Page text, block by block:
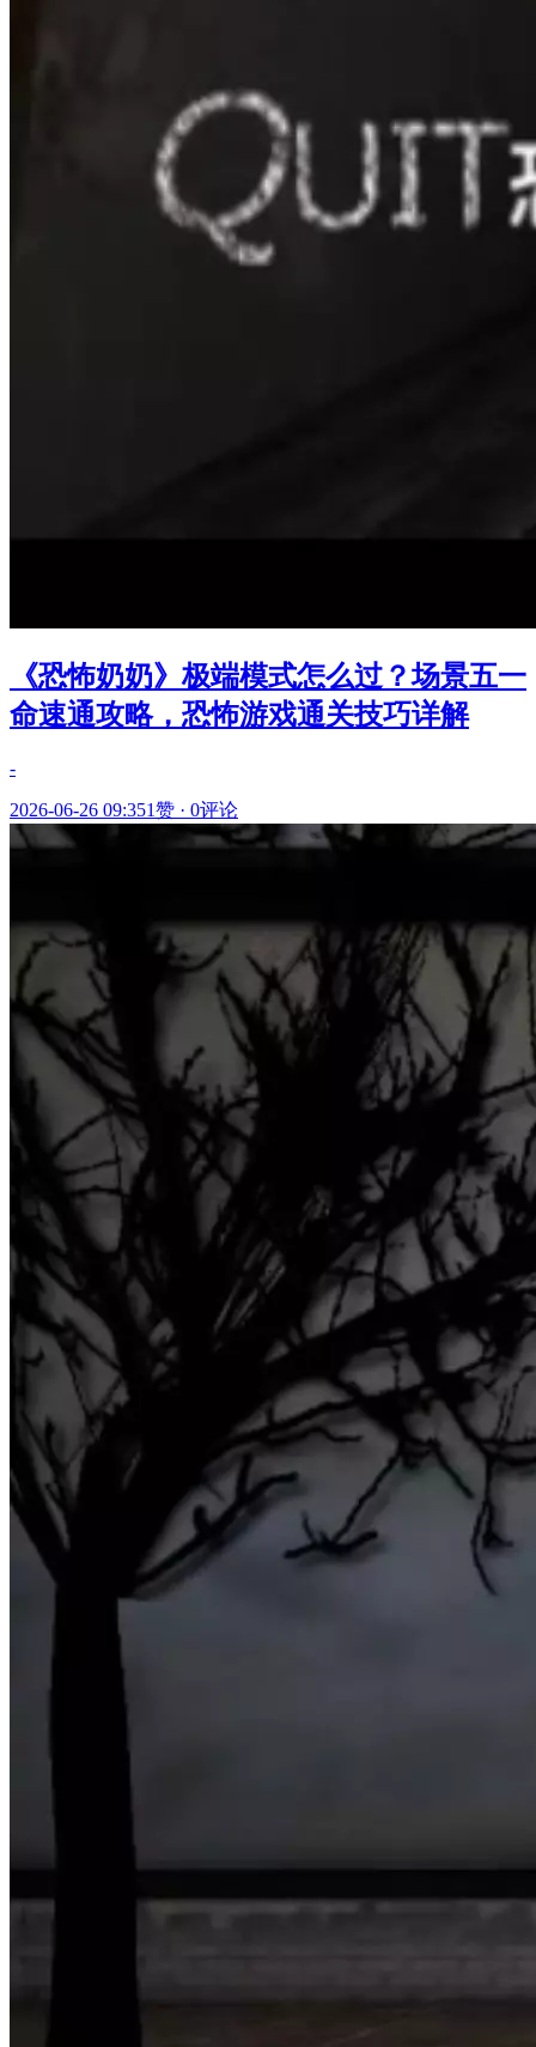
《恐怖奶奶》极端模式怎么过？场景五一
命速通攻略，恐怖游戏通关技巧详解
-
2026-06-26 09:351赞 · 0评论